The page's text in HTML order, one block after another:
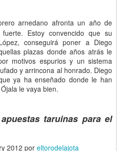
arnedano afronta un año de
Estoy convencido que su
conseguirá poner a Diego
plazas donde años atrás le
motivos espurios y un sistema
y arrincona al honrado. Diego
ya ha enseñado donde le han
le vaya bien.
taruinas para el
2012 por eltorodelajota